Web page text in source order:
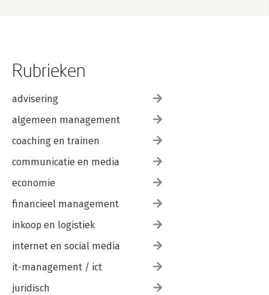
Rubrieken
advisering
algemeen management
coaching en trainen
communicatie en media
economie
financieel management
inkoop en logistiek
internet en social media
it-management / ict
juridisch